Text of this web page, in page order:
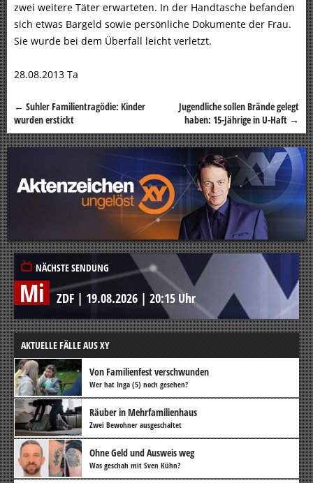
zwei weitere Täter erwarteten. In der Handtasche befanden
sich etwas Bargeld sowie persönliche Dokumente der Frau.
Sie wurde bei dem Überfall leicht verletzt.
28.08.2013 Ta
Beitragsnavigation
← Suhler Familientragödie: Kinder
wurden erstickt
Jugendliche sollen Brände gelegt
haben: 15-Jährige in U-Haft →
NÄCHSTE SENDUNG
Mi ZDF | 19.08.2026 | 20:15 Uhr
AKTUELLE FÄLLE AUS XY
Von Familienfest verschwunden
Wer hat Inga (5) noch gesehen?
Räuber in Mehrfamilienhaus
Zwei Bewohner ausgeschaltet
Ohne Geld und Ausweis weg
Was geschah mit Sven Kühn?